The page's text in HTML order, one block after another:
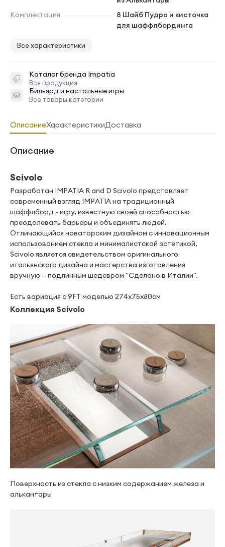
Комплектация
8 Шайб Пудра и кисточка
для шаффлбординга
Все характеристики
Каталог бренда Impatia
Вся продукция
Бильярд и настольные игры
Все товары категории
ОписаниеХарактеристикиДоставка
Описание
Scivolo
Разработан IMPATIA R and D Scivolo представляет
современный взгляд IMPATIA на традиционный
шаффлборд - игру, известную своей способностью
преодолевать барьеры и объединять людей.
Отличающийся новаторским дизайном с инновационным
использованием стекла и минималистской эстетикой,
Scivolo является свидетельством оригинального
итальянского дизайна и мастерства изготовления
вручную — подлинным шедевром "Сделано в Италии".
Есть вариация с 9FT моделью 274x75x80см
Коллекция Scivolo
Поверхность из стекла с низким содержанием железа и
алькантары